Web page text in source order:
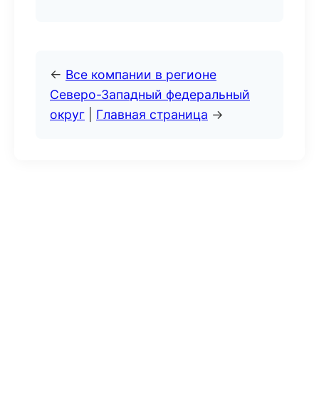
← Все компании в регионе
Северо-Западный федеральный
округ
Главная страница →